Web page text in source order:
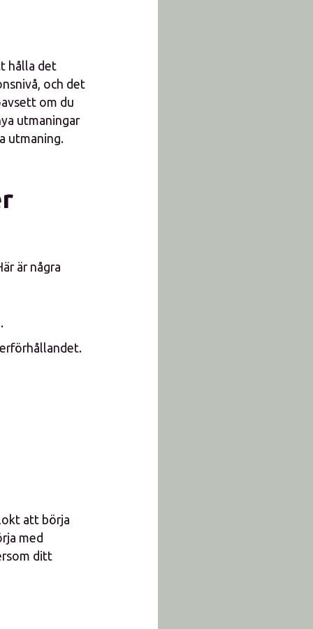
hålla det
och det
om du
utmaningar
utmaning.
är några
att börja
med
ditt